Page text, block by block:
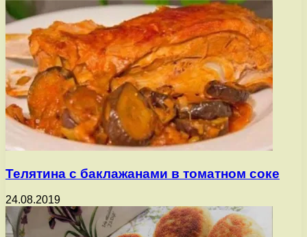
Телятина с баклажанами в томатном соке
24.08.2019